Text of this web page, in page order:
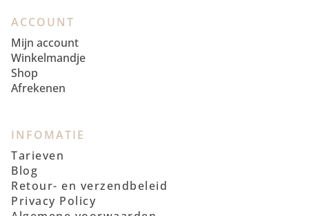
ACCOUNT
Mijn account
Winkelmandje
Shop
Afrekenen
INFOMATIE
Tarieven
Blog
Retour- en verzendbeleid
Privacy Policy